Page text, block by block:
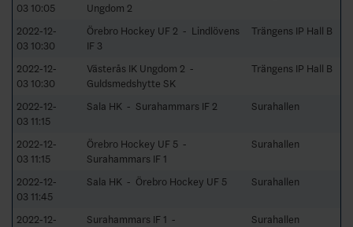
03 10:05
Ungdom 2
2022-12-
03 10:30
Örebro Hockey UF 2 - Lindlövens
IF 3
Trängens IP Hall B
2022-12-
03 10:30
Västerås IK Ungdom 2 -
Guldsmedshytte SK
Trängens IP Hall B
2022-12-
03 11:15
Sala HK - Surahammars IF 2 Surahallen
2022-12-
03 11:15
Örebro Hockey UF 5 -
Surahammars IF 1
Surahallen
2022-12-
03 11:45
Sala HK - Örebro Hockey UF 5 Surahallen
2022-12-
Surahammars IF 1 -
Surahallen